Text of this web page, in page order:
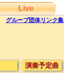
Live
グループ団体リンク集
演奏予定曲